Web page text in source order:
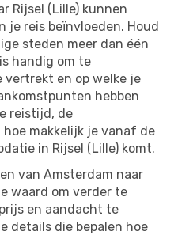
Rijsel (Lille) kunnen
je reis beïnvloeden. Houd
steden meer dan één
handig om te
en op welke je
hebben
reistijd, de
makkelijk je vanaf de
in Rijsel (Lille) komt.
van Amsterdam naar
waard om verder te
en aandacht te
details die bepalen hoe